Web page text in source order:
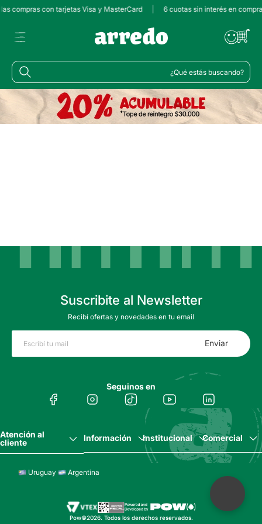
compras con tarjetas Visa y MasterCard 6 cuotas sin interés en
¿Qué estás buscando?
Suscribite al Newsletter
Recibí ofertas y novedades en tu email
Enviar
Seguinos en
Atención al
cliente
Información Institucional Comercial
Uruguay Argentina
Pow©2026. Todos los derechos reservados.